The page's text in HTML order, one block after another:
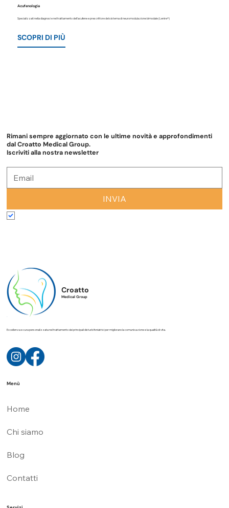
Acufenologia
Specializzati nella diagnosi e nel trattamento dell'acufene e prescrittore del sistema di neuromodulazione bimodale (Lenire®)
SCOPRI DI PIÙ
Rimani sempre aggiornato con le ultime novità e approfondimenti
dal Croatto Medical Group.
Iscriviti alla nostra newsletter
INVIA
Croatto
Medical Group
Eccellenza e cura personalizzata nel trattamento dei principali disturbi foniatrici per migliorare la comunicazione e la qualità di vita.
Menù
Home
Chi siamo
Blog
Contatti